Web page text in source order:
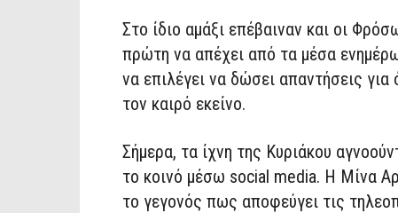
Στο ίδιο αμάξι επέβαιναν και οι
πρώτη να απέχει από τα μέσα
να επιλέγει να δώσει απαντήσεις
τον καιρό εκείνο.
Σήμερα, τα ίχνη της Κυριάκου
το κοινό μέσω social media. Η Μίνα
το γεγονός πως αποφεύγει τις